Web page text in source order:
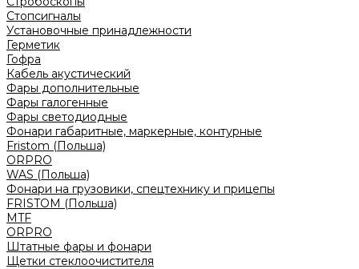
Стопсигналы
Установочные принадлежности
Герметик
Гофра
Кабель акустический
Фары дополнительные
Фары галогенные
Фары светодиодные
Фонари габаритные, маркерные, контурные
Fristom (Польша)
ORPRO
WAS (Польша)
Фонари на грузовики, спецтехнику и прицепы
FRISTOM (Польша)
MTF
ORPRO
Штатные фары и фонари
Щетки стеклоочистителя